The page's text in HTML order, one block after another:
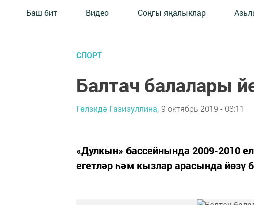
Баш бит Видео Соңгы яңалыклар
СПОРТ
Балтач балалары
Гөлзидә Газизуллина, 9 октябрь 2019 - 08:11
«Дулкын» бассейнында 2009-2010
егетләр һәм кызлар арасында йөзү